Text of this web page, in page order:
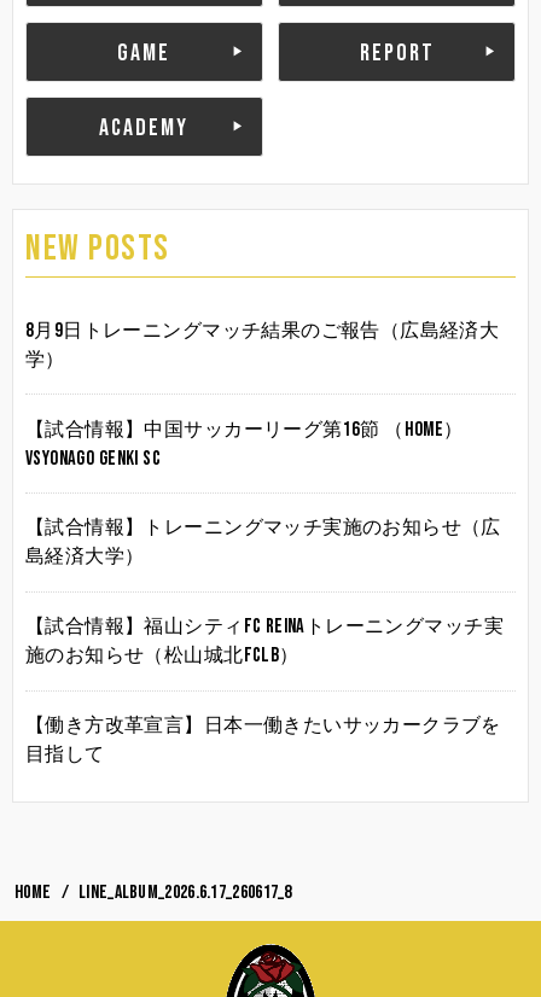
GAME REPORT
ACADEMY
NEW POSTS
8月9日トレーニングマッチ結果のご報告（広島経済大
学）
【試合情報】中国サッカーリーグ第16節 （HOME）
vsYonago Genki SC
【試合情報】トレーニングマッチ実施のお知らせ（広
島経済大学）
【試合情報】福山シティFC Reinaトレーニングマッチ実
施のお知らせ（松山城北FCLB）
【働き方改革宣言】日本一働きたいサッカークラブを
目指して
HOME LINE_ALBUM_2026.6.17_260617_8